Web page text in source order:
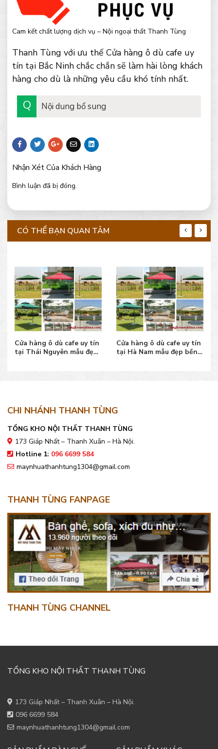
Cam kết chất lượng dịch vụ – Nội ngoại thất Thanh Tùng
Thanh Tùng với ưu thế Cửa hàng ô dù cafe uy
tín tại Bắc Ninh chắc chắn sẽ làm hài lòng khách
hàng cho dù là những yêu cầu khó tính nhất.
Nội dung bổ sung
Nhận Xét Của Khách Hàng
Bình luận đã bị đóng.
CÓ THỂ BẠN QUAN TÂM
Cửa hàng ô dù cafe uy tín
tại Thái Nguyên mẫu đẹp
Cửa hàng ô dù cafe uy tín
tại Hà Nam mẫu đẹp bền,
CHI NHÁNH THANH TÙNG
TỔNG KHO NỘI THẤT THANH TÙNG
173 Giáp Nhất – Thanh Xuân – Hà Nội.
Hotline 1: 096 6699 584
maynhuathanhtung1304@gmail.com
THANH TÙNG FANPAGE
THANH TÙNG CHANNEL
TỔNG KHO NỘI THẤT THANH TÙNG
173 Giáp Nhất – Thanh Xuân – Hà Nội.
096 6699 584
maynhuathanhtung1304@gmail.com